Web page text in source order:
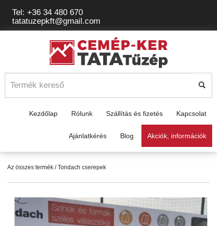
Tel: +36 34 480 670
tatatuzepkft@gmail.com
Kezdőlap Rólunk Szállítás és fizetés Kapcsolat
Ajánlatkérés Blog Akciók, információk
Az összes termék / Tondach cserepek